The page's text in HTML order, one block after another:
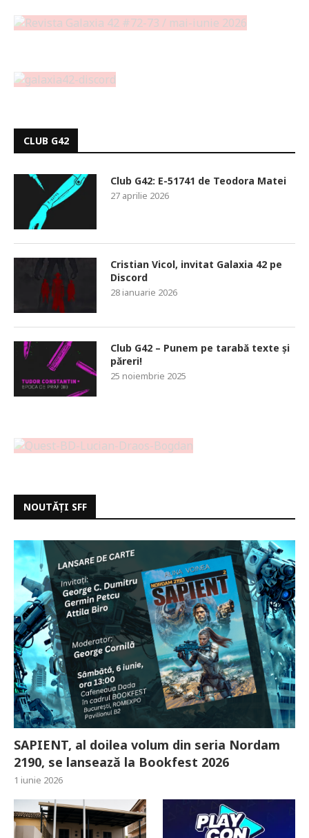
CLUB G42
Club G42: E-51741 de Teodora Matei
27 aprilie 2026
Cristian Vicol, invitat Galaxia 42 pe
Discord
28 ianuarie 2026
Club G42 – Punem pe tarabă texte și
păreri!
25 noiembrie 2025
NOUTĂȚI SFF
SAPIENT, al doilea volum din seria Nordam
2190, se lansează la Bookfest 2026
1 iunie 2026